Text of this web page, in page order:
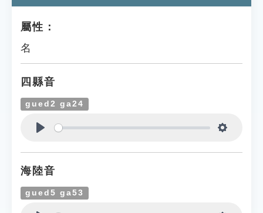
屬性：
名
四縣音
gued2 ga24
海陸音
gued5 ga53